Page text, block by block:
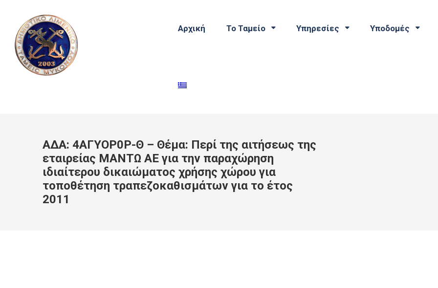
Αρχική Το Ταμείο Υπηρεσίες Υποδομές
ΑΔΑ: 4ΑΓΥΟΡ0Ρ-Θ – Θέμα: Περί της αιτήσεως της
εταιρείας ΜΑΝΤΩ ΑΕ για την παραχώρηση
ιδιαίτερου δικαιώματος χρήσης χώρου για
τοποθέτηση τραπεζοκαθισμάτων για το έτος
2011